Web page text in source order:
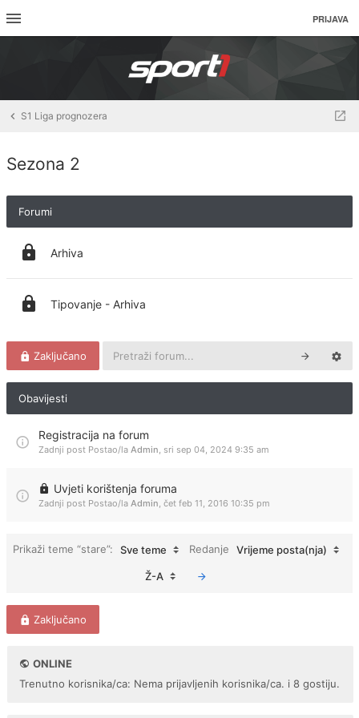
PRIJAVA
S1 Liga prognozera
Sezona 2
Forumi
Arhiva
Tipovanje - Arhiva
Zaključano
Obavijesti
Registracija na forum
Zadnji post Postao/la Admin, sri sep 04, 2024 9:35 am
Uvjeti korištenja foruma
Zadnji post Postao/la Admin, čet feb 11, 2016 10:35 pm
Prikaži teme “stare”: Sve teme Redanje Vrijeme posta(nja)
Ž-A
Zaključano
ONLINE
Trenutno korisnika/ca: Nema prijavljenih korisnika/ca. i 8 gostiju.